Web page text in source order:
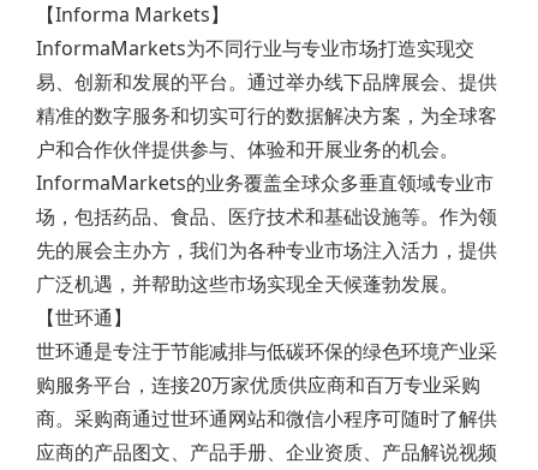
【Informa Markets】
InformaMarkets为不同行业与专业市场打造实现交
易、创新和发展的平台。通过举办线下品牌展会、提供
精准的数字服务和切实可行的数据解决方案，为全球客
户和合作伙伴提供参与、体验和开展业务的机会。
InformaMarkets的业务覆盖全球众多垂直领域专业市
场，包括药品、食品、医疗技术和基础设施等。作为领
先的展会主办方，我们为各种专业市场注入活力，提供
广泛机遇，并帮助这些市场实现全天候蓬勃发展。
【世环通】
世环通是专注于节能减排与低碳环保的绿色环境产业采
购服务平台，连接20万家优质供应商和百万专业采购
商。采购商通过世环通网站和微信小程序可随时了解供
应商的产品图文、产品手册、企业资质、产品解说视频